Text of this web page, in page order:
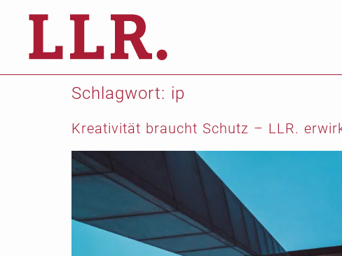
Schlagwort: ip
Kreativität braucht Schutz – LLR.